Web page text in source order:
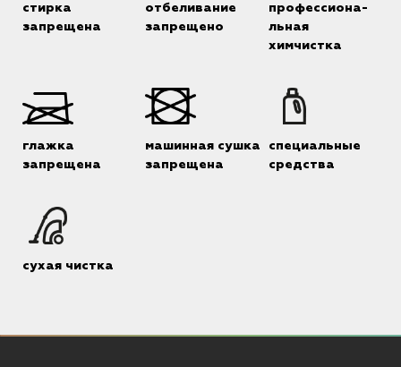
стирка
запрещена
отбеливание
запрещено
профессиона-
льная
химчистка
глажка
запрещена
машинная сушка
запрещена
специальные
средства
сухая чистка